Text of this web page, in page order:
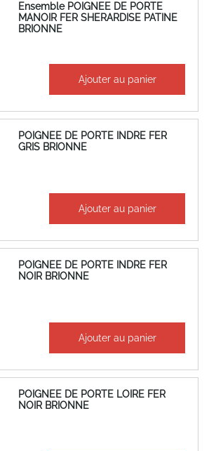
Ensemble POIGNEE DE PORTE
MANOIR FER SHERARDISE PATINE
BRIONNE
Ajouter au panier
POIGNEE DE PORTE INDRE FER
GRIS BRIONNE
Ajouter au panier
POIGNEE DE PORTE INDRE FER
NOIR BRIONNE
Ajouter au panier
POIGNEE DE PORTE LOIRE FER
NOIR BRIONNE